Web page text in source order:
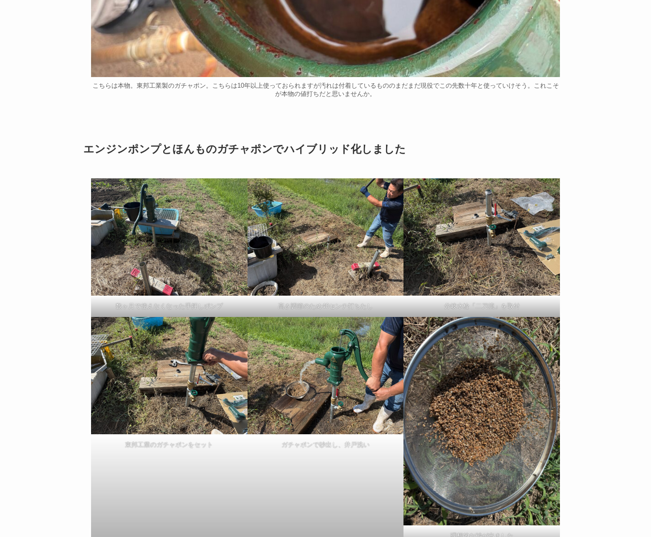
こちらは本物。東邦工業製のガチャポン。こちらは10年以上使っておられますが汚れは付着しているもののまだまだ現役でこの先数十年と使っていけそう。これこそ
が本物の値打ちだと思いませんか。
エンジンポンプとほんものガチャポンでハイブリッド化しました
数ヶ月で使えなくなった手押しポンプ 高さ調節のため40センチ打ちたし 分岐水栓「二刀流」を取付
東邦工業のガチャポンをセット ガチャポンで砂出し、井戸洗い